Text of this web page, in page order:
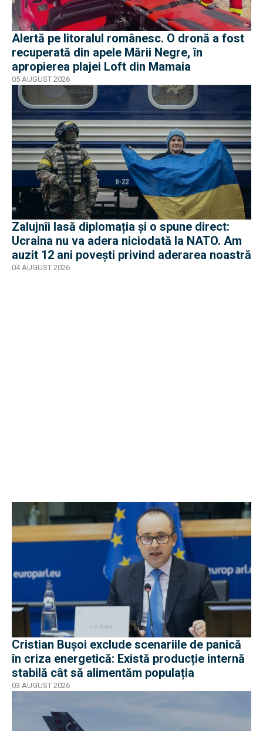
Alertă pe litoralul românesc. O dronă a fost
recuperată din apele Mării Negre, în
apropierea plajei Loft din Mamaia
05 AUGUST 2026
Zalujnîi lasă diplomația și o spune direct:
Ucraina nu va adera niciodată la NATO. Am
auzit 12 ani povești privind aderarea noastră
04 AUGUST 2026
Cristian Bușoi exclude scenariile de panică
în criza energetică: Există producție internă
stabilă cât să alimentăm populația
03 AUGUST 2026